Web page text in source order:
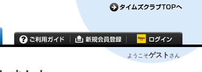
ようこそゲスト さん